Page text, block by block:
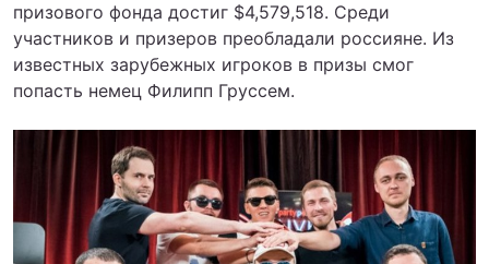
призового фонда достиг $4,579,518. Среди
участников и призеров преобладали россияне. Из
известных зарубежных игроков в призы смог
попасть немец Филипп Груссем.